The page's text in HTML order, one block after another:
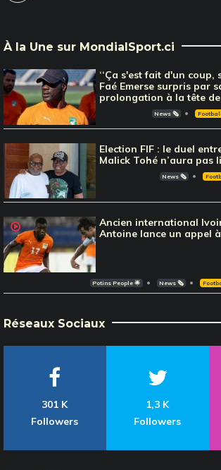
À la Une sur MondialSport.ci
‘‘Ça s'est fait d'un coup,
Faé Emerse surpris par
prolongation à la tête
News 🗞️
Election FIF : le duel
Malick Tohé n’aura pas
News 🗞️
Ancien international
Antoine lance un appel
Potins People 🌟 News 🗞️
Réseaux Sociaux
301 K
Followers
1,3 K
Followers